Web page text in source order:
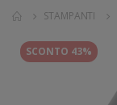
STAMPANTI
SCONTO 43%